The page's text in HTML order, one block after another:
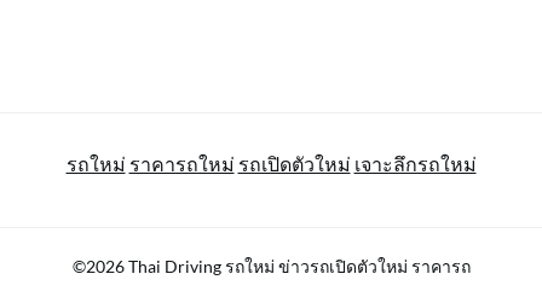
รถใหม่ ราคารถใหม่ รถเปิดตัวใหม่ เจาะลึกรถใหม่
©2026 Thai Driving รถใหม่ ข่าวรถเปิดตัวใหม่ ราคารถ